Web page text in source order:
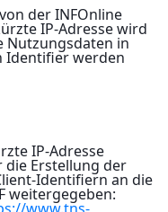
der INFOnline
IP-Adresse wird
Nutzungsdaten in
Identifier werden
IP-Adresse
die Erstellung der
Identifiern an die
weitergegeben: